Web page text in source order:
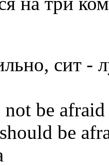
сит -
not be
be